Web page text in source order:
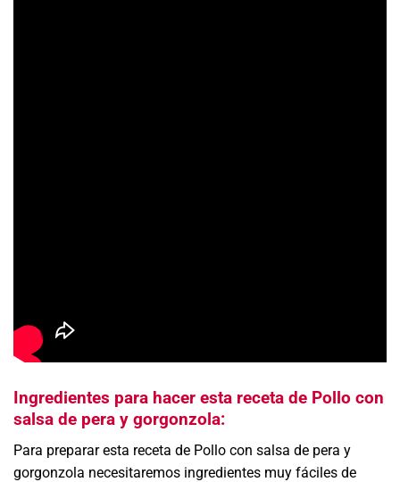
Ingredientes para hacer esta receta de Pollo con
salsa de pera y gorgonzola:
Para preparar esta receta de Pollo con salsa de pera y
gorgonzola necesitaremos ingredientes muy fáciles de